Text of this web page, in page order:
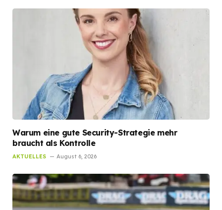
Warum eine gute Security-Strategie mehr
braucht als Kontrolle
AKTUELLES August 6, 2026